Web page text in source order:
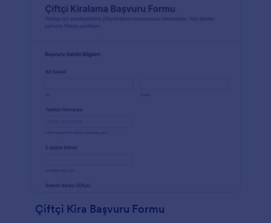
Çiftçi Kira Başvuru Formu